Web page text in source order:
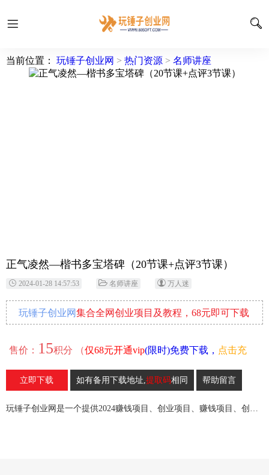
当前位置： 玩锤子创业网 > 热门资源 > 名师讲座
正气凌然—楷书多宝塔碑（20节课+点评3节课）
2024-01-28 14:57:53 名师讲座 万人迷
玩锤子创业网集合全网创业项目及教程，68元即可下载
售价： 15积分 （仅68元开通vip(限时)免费下载， 点击充
）
立即下载 如有备用下载地址,提取码相同 帮助留言
玩锤子创业网是一个提供2024赚钱项目、创业项目、赚钱项目、创业赚钱教程、引流教程的创业网,欢迎来玩锤子创业网！